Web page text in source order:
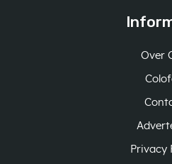
Over
Privacy